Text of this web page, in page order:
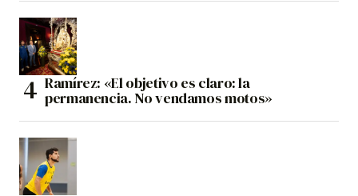
Ramírez: «El objetivo es claro: la
permanencia. No vendamos motos»